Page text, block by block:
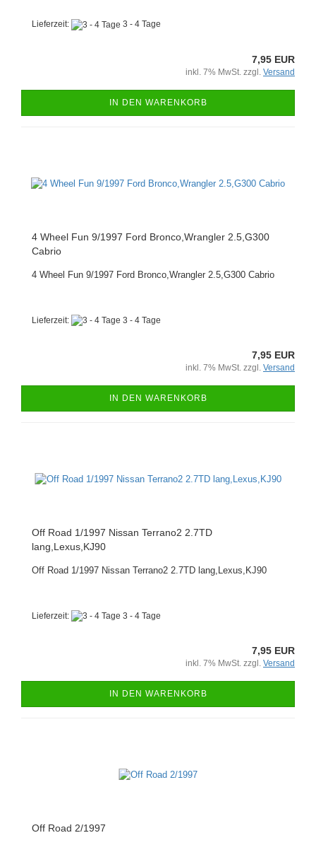
Lieferzeit: 3 - 4 Tage
7,95 EUR
inkl. 7% MwSt. zzgl. Versand
IN DEN WARENKORB
4 Wheel Fun 9/1997 Ford Bronco,Wrangler 2.5,G300
Cabrio
4 Wheel Fun 9/1997 Ford Bronco,Wrangler 2.5,G300 Cabrio
Lieferzeit: 3 - 4 Tage
7,95 EUR
inkl. 7% MwSt. zzgl. Versand
IN DEN WARENKORB
Off Road 1/1997 Nissan Terrano2 2.7TD
lang,Lexus,KJ90
Off Road 1/1997 Nissan Terrano2 2.7TD lang,Lexus,KJ90
Lieferzeit: 3 - 4 Tage
7,95 EUR
inkl. 7% MwSt. zzgl. Versand
IN DEN WARENKORB
Off Road 2/1997